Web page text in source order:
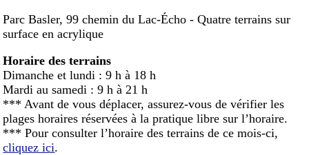
Parc Basler, 99 chemin du Lac-Écho - Quatre terrains sur
surface en acrylique
Horaire des terrains
Dimanche et lundi : 9 h à 18 h
Mardi au samedi : 9 h à 21 h
*** Avant de vous déplacer, assurez-vous de vérifier les
plages horaires réservées à la pratique libre sur l’horaire.
*** Pour consulter l’horaire des terrains de ce mois-ci,
cliquez ici.